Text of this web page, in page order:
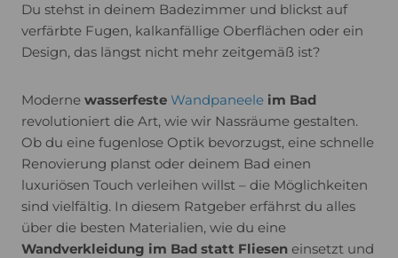
Du stehst in deinem Badezimmer und blickst auf
verfärbte Fugen, kalkanfällige Oberflächen oder ein
Design, das längst nicht mehr zeitgemäß ist?
Moderne wasserfeste Wandpaneele im Bad
revolutioniert die Art, wie wir Nassräume gestalten.
Ob du eine fugenlose Optik bevorzugst, eine schnelle
Renovierung planst oder deinem Bad einen
luxuriösen Touch verleihen willst – die Möglichkeiten
sind vielfältig. In diesem Ratgeber erfährst du alles
über die besten Materialien, wie du eine
Wandverkleidung im Bad statt Fliesen einsetzt und